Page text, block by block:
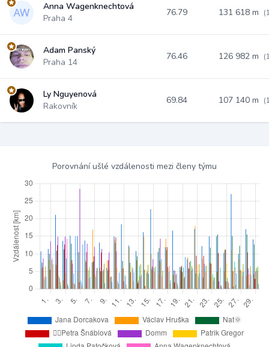
Anna Wagenknechtová
Praha 4
76.79 131 618 m
Adam Panský
Praha 14
76.46 126 982 m
Ly Nguyenová
Rakovník
69.84 107 140 m
Porovnání ušlé vzdálenosti mezi členy týmu